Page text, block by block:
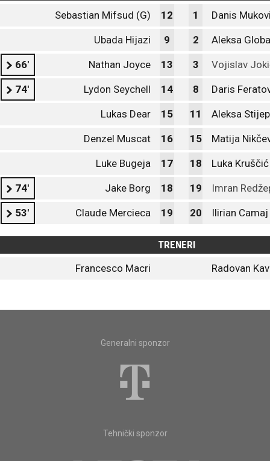
Sebastian Mifsud (G)
12 1 Danis
Ubada Hijazi 9 2 Aleksa
66' Nathan Joyce 13 3 Vojislav
74' Lydon Seychell 14 8 Daris
Lukas Dear 15 11 Aleksa
Denzel Muscat 16 15 Matija
Luke Bugeja 17 18 Luka Kruščić
74' Jake Borg 18 19 Imran
53' Claude Mercieca 19 20 Ilirian Camaj
TRENERI
Francesco Macri
Radovan
Generalni sponzor
Tehnički sponzor